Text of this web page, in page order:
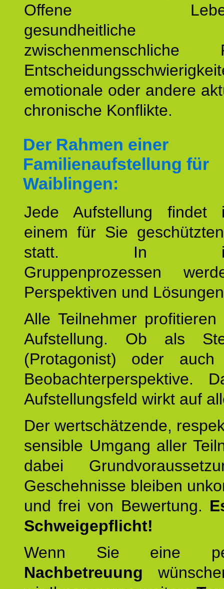
Offene
zwischenmenschliche
emotionale oder andere
chronische Konflikte.
Der Rahmen einer
Familienaufstellung für
Waiblingen:
Jede Aufstellung findet
einem für Sie
statt. In
Gruppenprozessen
Perspektiven und
Alle Teilnehmer
Aufstellung. Ob als
(Protagonist) oder
Beobachterperspektive.
Aufstellungsfeld wirkt auf
Der wertschätzende,
sensible Umgang aller
dabei
Geschehnisse bleiben
und frei von Bewertung.
Schweigepflicht!
Wenn Sie eine
Nachbetreuung